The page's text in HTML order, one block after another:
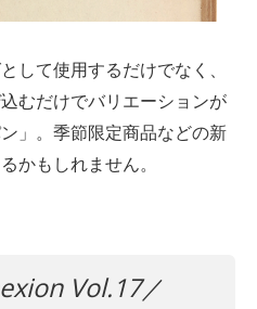
して使用するだけでなく、
むだけでバリエーションが
」。季節限定商品などの新
かもしれません。
Vol.17／